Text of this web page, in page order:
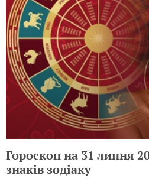
Гороскоп на 31 липня
знаків зодіаку